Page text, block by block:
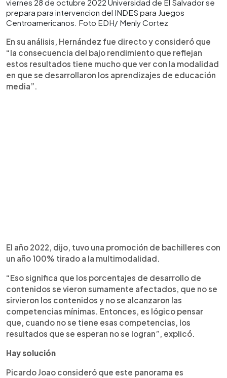
viernes 28 de octubre 2022 Universidad de El Salvador se
prepara para intervencion del INDES para Juegos
Centroamericanos. Foto EDH/ Menly Cortez
En su análisis, Hernández fue directo y consideró que
“la consecuencia del bajo rendimiento que reflejan
estos resultados tiene mucho que ver con la modalidad
en que se desarrollaron los aprendizajes de educación
media”.
El año 2022, dijo, tuvo una promoción de bachilleres con
un año 100% tirado a la multimodalidad.
“Eso significa que los porcentajes de desarrollo de
contenidos se vieron sumamente afectados, que no se
sirvieron los contenidos y no se alcanzaron las
competencias mínimas. Entonces, es lógico pensar
que, cuando no se tiene esas competencias, los
resultados que se esperan no se logran”, explicó.
Hay solución
Picardo Joao consideró que este panorama es